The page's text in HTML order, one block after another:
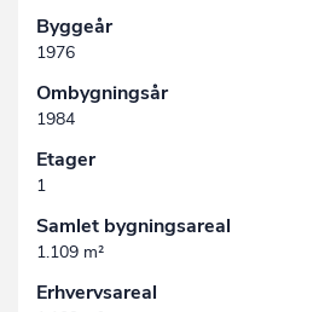
Byggeår
1976
Ombygningsår
1984
Etager
1
Samlet bygningsareal
1.109 m²
Erhvervsareal